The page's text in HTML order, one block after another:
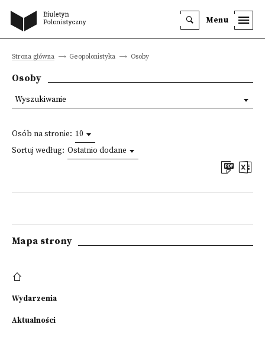
Menu
Strona główna Geopolonistyka Osoby
Osoby
Osób na stronie: 10
Sortuj według: Ostatnio dodane
Wyszukiwanie
Mapa strony
Wydarzenia
Aktualności